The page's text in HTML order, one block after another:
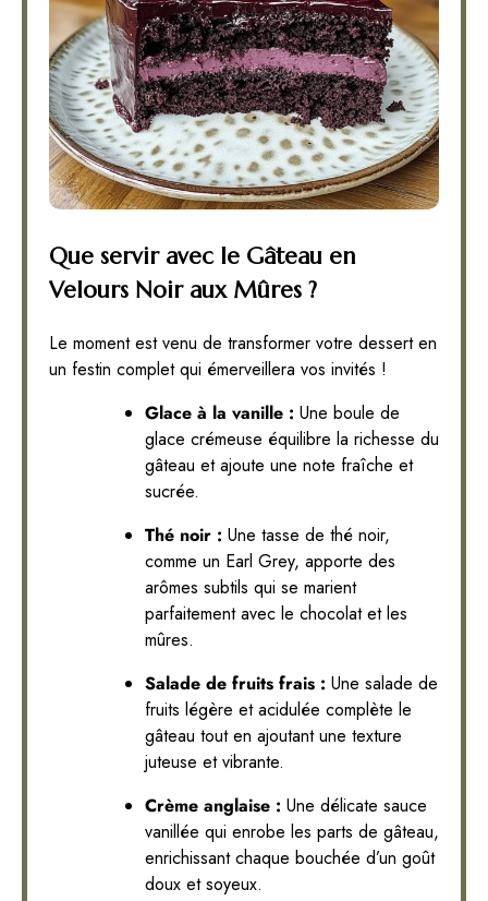
Que servir avec le Gâteau en
Velours Noir aux Mûres ?
Le moment est venu de transformer votre dessert en
un festin complet qui émerveillera vos invités !
Glace à la vanille : Une boule de
glace crémeuse équilibre la richesse du
gâteau et ajoute une note fraîche et
sucrée.
Thé noir : Une tasse de thé noir,
comme un Earl Grey, apporte des
arômes subtils qui se marient
parfaitement avec le chocolat et les
mûres.
Salade de fruits frais : Une salade de
fruits légère et acidulée complète le
gâteau tout en ajoutant une texture
juteuse et vibrante.
Crème anglaise : Une délicate sauce
vanillée qui enrobe les parts de gâteau,
enrichissant chaque bouchée d’un goût
doux et soyeux.